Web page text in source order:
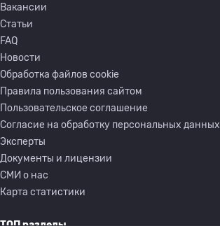
Вакансии
Статьи
FAQ
Новости
Обработка файлов cookie
Правила пользования сайтом
Пользовательское соглашение
Согласие на обработку персональных данных
Эксперты
Документы и лицензии
СМИ о нас
Карта статистики